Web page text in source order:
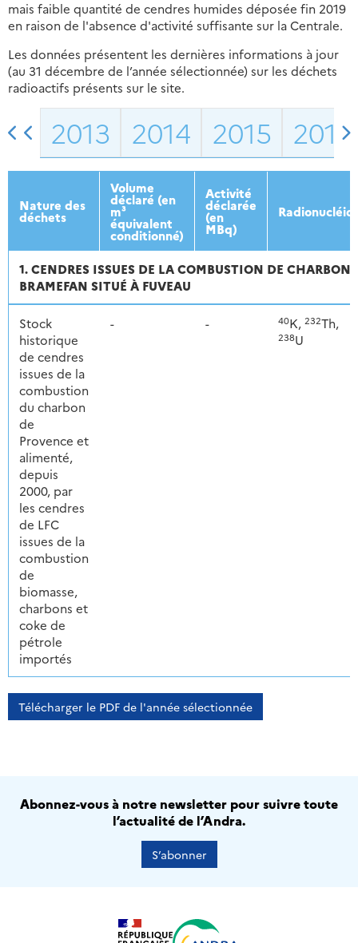
mais faible quantité de cendres humides déposée fin 2019
en raison de l'absence d'activité suffisante sur la Centrale.
Les données présentent les dernières informations à jour
(au 31 décembre de l’année sélectionnée) sur les déchets
radioactifs présents sur le site.
2013 2014 2015 2016
Nature des
déchets
Volume
déclaré (en
m³
équivalent
conditionné)
Activité
déclarée
(en
MBq)
1. CENDRES ISSUES DE LA COMBUSTION DE CHARBON
BRAMEFAN SITUÉ À FUVEAU
Stock
historique
de cendres
issues de la
combustion
du charbon
de
Provence et
alimenté,
depuis
2000, par
les cendres
de LFC
issues de la
combustion
de
biomasse,
charbons et
coke de
pétrole
importés
- - 40K, 232Th,
238U
Télécharger le PDF de l'année sélectionnée
Abonnez-vous à notre newsletter pour suivre toute
l’actualité de l’Andra.
S’abonner